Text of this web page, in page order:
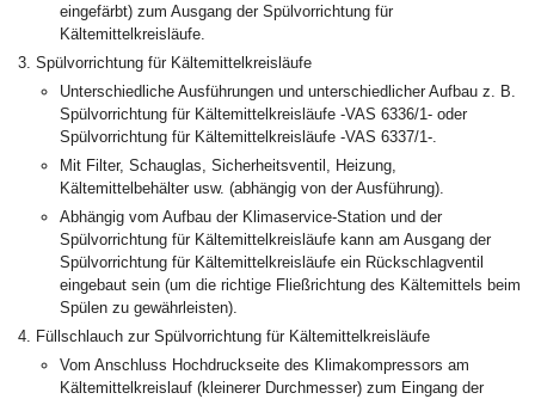
eingefärbt) zum Ausgang der Spülvorrichtung für
Kältemittelkreisläufe.
Spülvorrichtung für Kältemittelkreisläufe
Unterschiedliche Ausführungen und unterschiedlicher Aufbau z. B.
Spülvorrichtung für Kältemittelkreisläufe -VAS 6336/1- oder
Spülvorrichtung für Kältemittelkreisläufe -VAS 6337/1-.
Mit Filter, Schauglas, Sicherheitsventil, Heizung,
Kältemittelbehälter usw. (abhängig von der Ausführung).
Abhängig vom Aufbau der Klimaservice-Station und der
Spülvorrichtung für Kältemittelkreisläufe kann am Ausgang der
Spülvorrichtung für Kältemittelkreisläufe ein Rückschlagventil
eingebaut sein (um die richtige Fließrichtung des Kältemittels beim
Spülen zu gewährleisten).
Füllschlauch zur Spülvorrichtung für Kältemittelkreisläufe
Vom Anschluss Hochdruckseite des Klimakompressors am
Kältemittelkreislauf (kleinerer Durchmesser) zum Eingang der